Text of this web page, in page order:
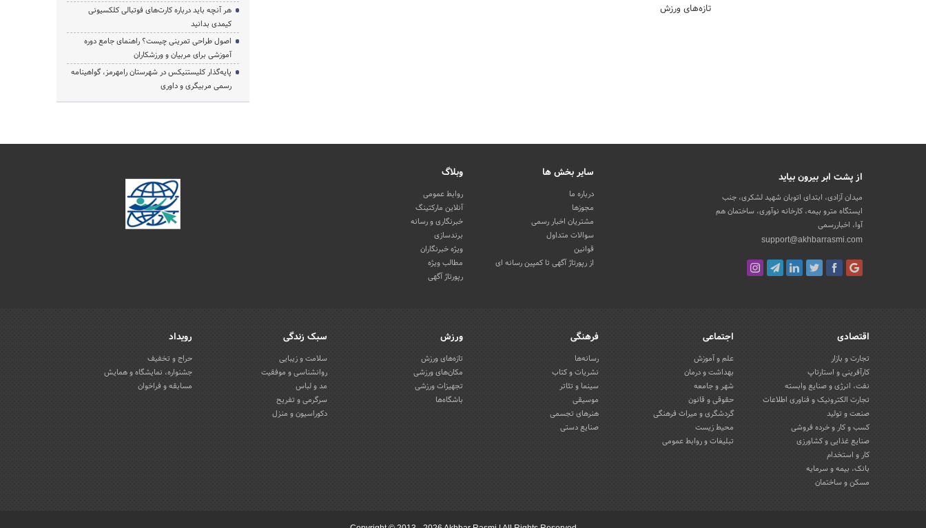
تازه‌های ورزش
هر آنچه باید درباره کارت‌های فوتبالی کلکسیونی
کیمدی بدانید
اصول طراحی تمرینی چیست؟ راهنمای جامع دوره
آموزشی برای مربیان و ورزشکاران
پایه‌گذار کلیستنیکس در شهرستان رامهرمز، گواهینامه
رسمی مربیگری و داوری
از پشت ابر بیرون بیاید
میدان آزادی، ابتدای اتوبان شهید لشکری، جنب
ایستگاه مترو بیمه، کارخانه نوآوری، ساختمان هم
آوا، اخباررسمی
support@akhbarrasmi.com
سایر بخش ها
درباره ما
مجوزها
مشتریان اخبار رسمی
سوالات متداول
قوانین
از رپورتاژ آگهی تا کمپین رسانه ای
وبلاگ
روابط عمومی
آنلاین مارکتینگ
خبرنگاری و رسانه
برندسازی
ویژه خبرنگاران
مطالب ویژه
رپورتاژ آگهی
اقتصادی
تجارت و بازار
کارآفرینی و استارتاپ
نفت، انرژی و صنایع وابسته
تجارت الکترونیک و فناوری اطلاعات
صنعت و تولید
کسب و کار و خرده فروشی
صنایع غذایی و کشاورزی
کار و استخدام
بانک، بیمه و سرمایه
مسکن و ساختمان
اجتماعی
علم و آموزش
بهداشت و درمان
شهر و جامعه
حقوقی و قانون
گردشگری و میراث فرهنگی
محیط زیست
تبلیغات و روابط عمومی
فرهنگی
رسانه‌ها
نشریات و کتاب
سینما و تئاتر
موسیقی
هنرهای تجسمی
صنایع دستی
ورزش
تازه‌های ورزش
مکان‌های ورزشی
تجهیزات ورزشی
باشگاه‌ها
سبک زندگی
سلامت و زیبایی
روانشناسی و موفقیت
مد و لباس
سرگرمی و تفریح
دکوراسیون و منزل
رویداد
حراج و تخفیف
جشنواره، نمایشگاه و همایش
مسابقه و فراخوان